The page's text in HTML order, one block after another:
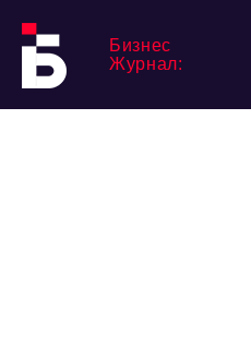
Бизнес
Журнал: